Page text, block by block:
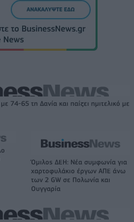
74-65 τη Δανία και παίζει ημιτελικό με
Όμιλος ΔΕΗ: Νέα συμφωνία για
χαρτοφυλάκιο έργων ΑΠΕ άνω
των 2 GW σε Πολωνία και
Ουγγαρία